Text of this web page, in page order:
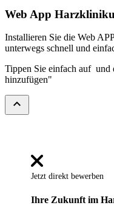
Web App
Installieren Sie die Web
unterwegs schnell und
Tippen Sie einfach auf und
hinzufügen"
expand_less
Jetzt direkt bewerben
Ihre Zukunft im